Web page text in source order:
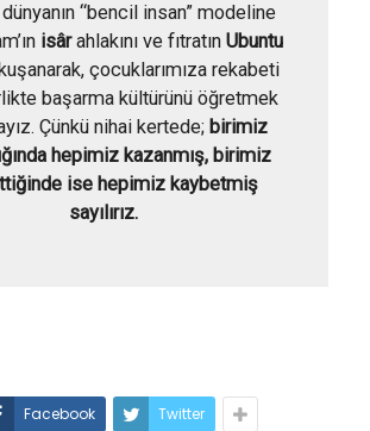
“bencil insan” modeline
isârahlakını ve fıtratın Ubuntu
çocuklarımıza rekabeti
başarma kültürünü öğretmek
Çünkü nihai kertede; birimiz
hepimiz kazanmış, birimiz
ise hepimiz kaybetmiş
sayılırız.
Facebook Twitter